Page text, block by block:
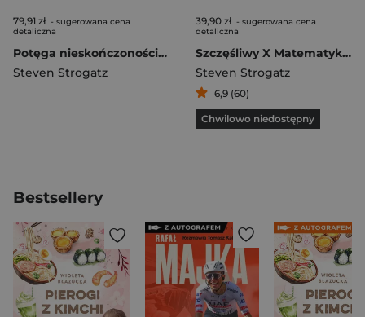
79,91 zł - sugerowana cena
detaliczna
Potęga nieskończoności. Jak rachunek różniczkowy i całkowy odkrywa tajemnice Wszechświata wyd. 2022
Steven Strogatz
39,90 zł - sugerowana cena
detaliczna
Szczęśliwy X Matematyka na co dzień
Steven Strogatz
6,9 (60)
Chwilowo niedostępny
Bestsellery